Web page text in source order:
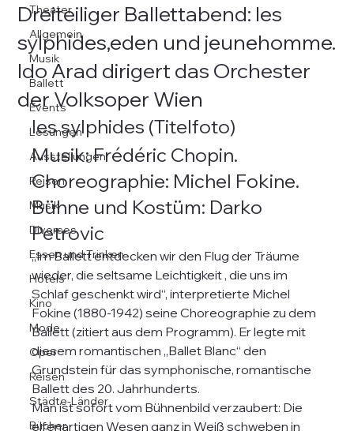
Theater
Allgemein
Musik
Ballett
Events
Lesungen
Ausstellungen
Reisen
Musik
Diverses
Essen und Trinken
Hotels
Kino
Mode
Oper
Reisen
Städte-Länder
Bücher
Dreiteiliger Ballettabend: les
sylphides,eden und jeunehomme.
Ido Arad dirigert das Orchester
der Volksoper Wien
les sylphides (Titelfoto)
Musik: Frédéric Chopin.
Choreographie: Michel Fokine.
Bühne und Kostüm: Darko
Petrovic
„Im Ballett entdecken wir den Flug der Träume
wieder, die seltsame Leichtigkeit , die uns im
Schlaf geschenkt wird“, interpretierte Michel
Fokine (1880-1942) seine Choreographie zu dem
Ballett (zitiert aus dem Programm). Er legte mit
diesem romantischen „Ballet Blanc“ den
Grundstein für das symphonische, romantische
Ballett des 20. Jahrhunderts.
Man ist sofort vom Bühnenbild verzaubert: Die
elfenartigen Wesen ganz in Weiß schweben in